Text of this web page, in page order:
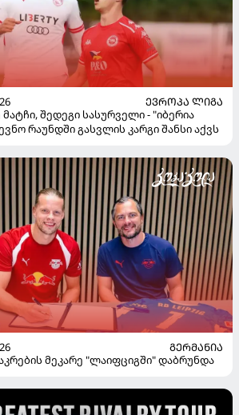
ᲔᲕᲠᲝᲞᲐ ᲚᲘᲒᲐ
მატჩი, შედეგი სასურველი - "იბერია
რაუნდში გასვლის კარგი შანსი აქვს
ᲒᲔᲠᲛᲐᲜᲘᲐ
მეკარე "ლაიფციგში" დაბრუნდა